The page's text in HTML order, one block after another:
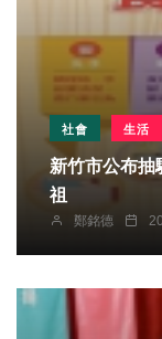
社會 生活
新竹市公布抽驗清
祖
鄭銘德